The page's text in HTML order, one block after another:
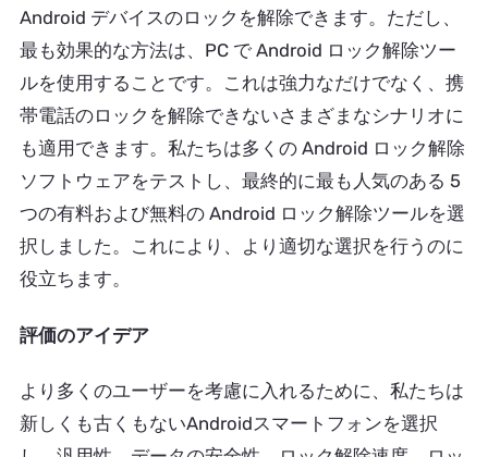
Android デバイスのロックを解除できます。ただし、
最も効果的な方法は、PC で Android ロック解除ツー
ルを使用することです。これは強力なだけでなく、携
帯電話のロックを解除できないさまざまなシナリオに
も適用できます。私たちは多くの Android ロック解除
ソフトウェアをテストし、最終的に最も人気のある 5
つの有料および無料の Android ロック解除ツールを選
択しました。これにより、より適切な選択を行うのに
役立ちます。
評価のアイデア
より多くのユーザーを考慮に入れるために、私たちは
新しくも古くもないAndroidスマートフォンを選択